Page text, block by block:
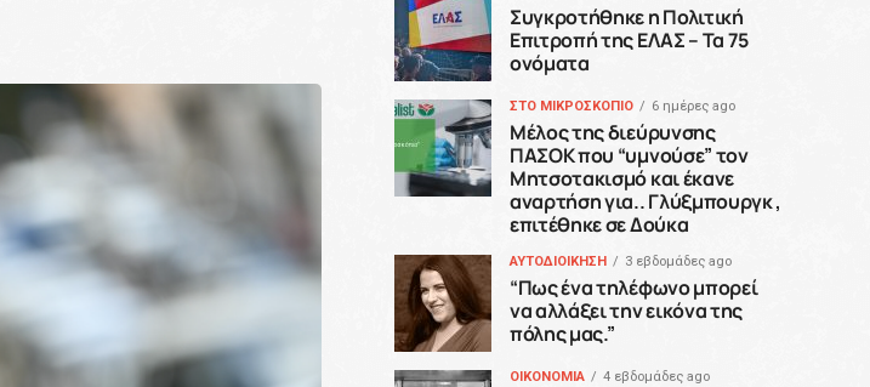
Συγκροτήθηκε η Πολιτική
Επιτροπή της ΕΛΑΣ – Τα 75
ονόματα
ΣΤΟ ΜΙΚΡΟΣΚΟΠΙΟ 6 ημέρες ago
Μέλος της διεύρυνσης
ΠΑΣΟΚ που “υμνούσε” τον
Μητσοτακισμό και έκανε
αναρτήση για.. Γλύξμπουργκ ,
επιτέθηκε σε Δούκα
ΑΥΤΟΔΙΟΙΚΗΣΗ 3 εβδομάδες ago
“Πως ένα τηλέφωνο μπορεί
να αλλάξει την εικόνα της
πόλης μας.”
ΟΙΚΟΝΟΜΙΑ 4 εβδομάδες ago